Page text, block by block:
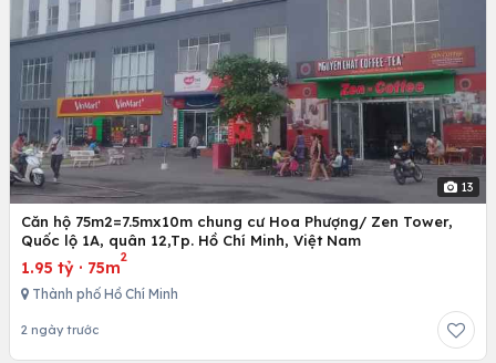
13
Căn hộ 75m2=7.5mx10m chung cư Hoa Phượng/ Zen Tower,
Quốc lộ 1A, quân 12,Tp. Hồ Chí Minh, Việt Nam
1.95 tỷ · 75m
2
Thành phố Hồ Chí Minh
2 ngày trước